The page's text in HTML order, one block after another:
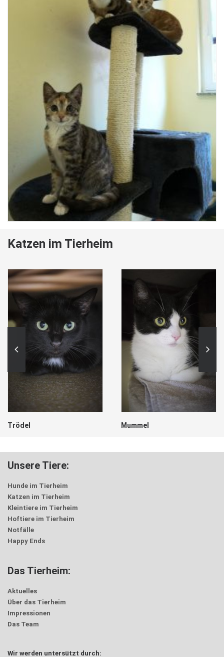
Katzen im Tierheim
Trödel Mummel
Unsere Tiere:
Hunde im Tierheim
Katzen im Tierheim
Kleintiere im Tierheim
Hoftiere im Tierheim
Notfälle
Happy Ends
Das Tierheim:
Aktuelles
Über das Tierheim
Impressionen
Das Team
Wir werden untersützt durch: